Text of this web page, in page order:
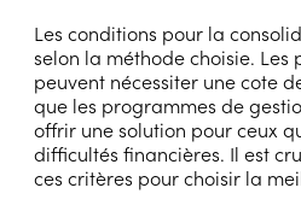
Les conditions pour la
selon la méthode choisie. Les
peuvent nécessiter une cote
que les programmes de
offrir une solution pour ceux
difficultés financières. Il est
ces critères pour choisir la